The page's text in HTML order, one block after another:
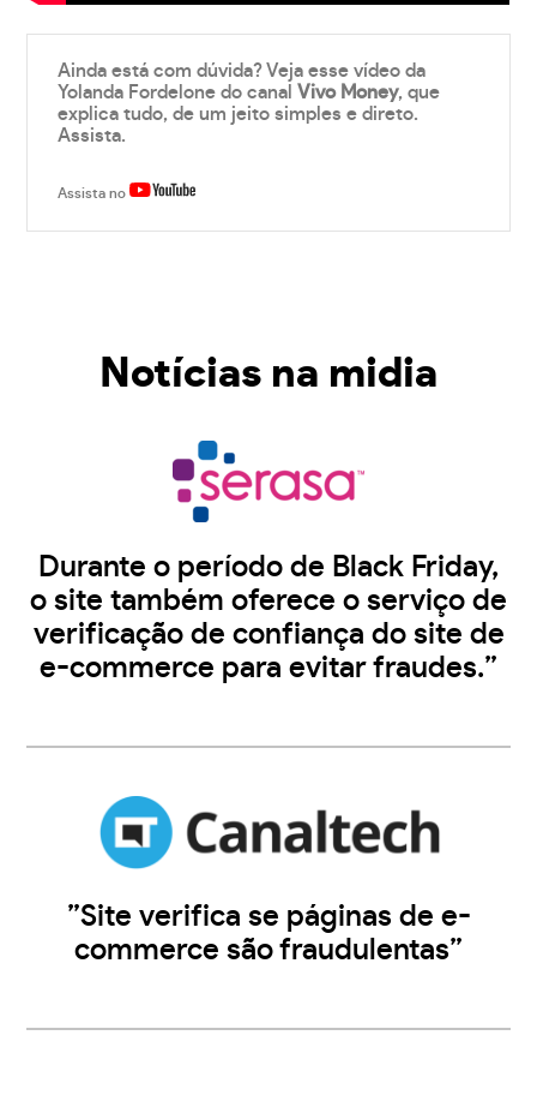
Ainda está com dúvida? Veja esse vídeo da
Yolanda Fordelone do canalVivo Money, que
explica tudo, de um jeito simples e direto.
Assista.
Assista no
Notícias na midia
Durante o período de Black Friday,
o site também oferece o serviço de
verificação de confiança do site de
e-commerce para evitar fraudes.”
”Site verifica se páginas de e-
commerce são fraudulentas”